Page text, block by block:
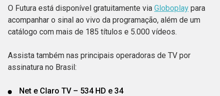
O Futura está disponível gratuitamente via Globoplay para
acompanhar o sinal ao vivo da programação, além de um
catálogo com mais de 185 títulos e 5.000 vídeos.
Assista também nas principais operadoras de TV por
assinatura no Brasil:
Net e Claro TV – 534 HD e 34